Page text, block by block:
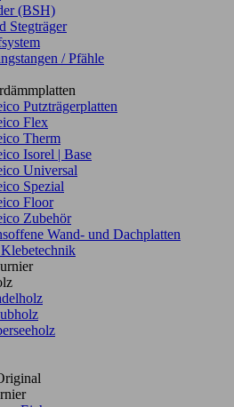
(BSH)
Stegträger
/ Pfähle
Putzträgerplatten
Flex
Therm
Isorel | Base
Universal
Spezial
Floor
Zubehör
Wand- und Dachplatten